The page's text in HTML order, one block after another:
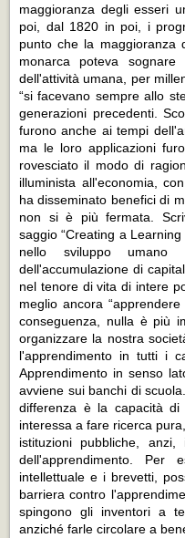
maggioranza degli esseri
poi, dal 1820 in poi, i
punto che la maggioranza
monarca poteva
dell'attività umana, per
“si facevano sempre allo
generazioni precedenti.
furono anche ai tempi
ma le loro applicazioni
rovesciato il modo di
illuminista all'economia,
ha disseminato benefici di
non si è più fermata.
saggio “Creating a
nello sviluppo umano
dell'accumulazione di
nel tenore di vita di intere
meglio ancora
conseguenza, nulla è più
organizzare la nostra
l'apprendimento in tutti i
Apprendimento in senso
avviene sui banchi di
differenza è la capacità
interessa a fare ricerca
istituzioni pubbliche,
dell'apprendimento. Per
intellettuale e i brevetti,
barriera contro
spingono gli inventori a
anziché farle circolare a